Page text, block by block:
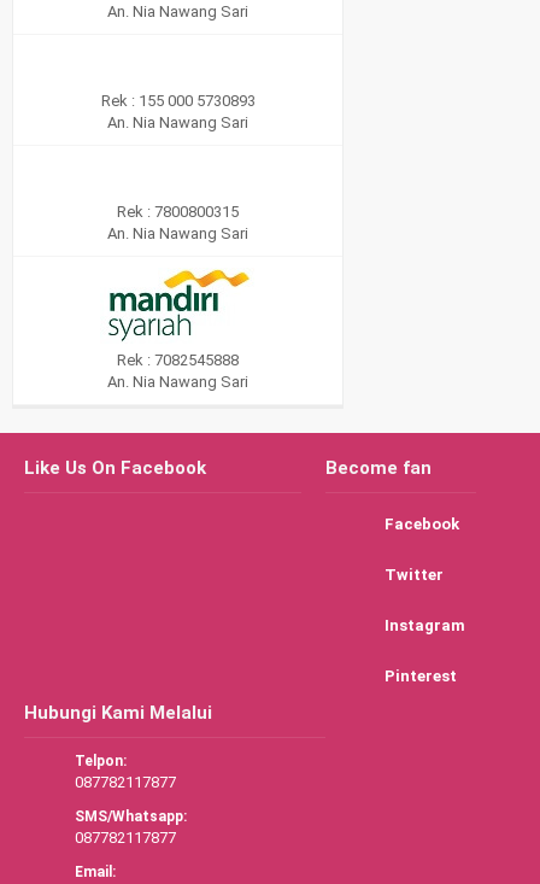
An. Nia Nawang Sari
Rek : 155 000 5730893
An. Nia Nawang Sari
Rek : 7800800315
An. Nia Nawang Sari
Rek : 7082545888
An. Nia Nawang Sari
Like Us On Facebook Become fan
Facebook
Twitter
Instagram
Pinterest
Hubungi Kami Melalui
Telpon:
087782117877
SMS/Whatsapp:
087782117877
Email: